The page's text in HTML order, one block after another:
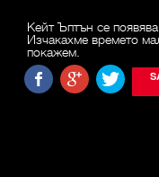
Кейт Ъптън се
Изчакахме времето
покажем.